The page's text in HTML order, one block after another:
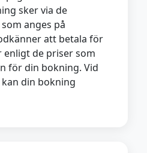
sker via de
anges på
att betala för
enligt de priser som
för din bokning. Vid
din bokning